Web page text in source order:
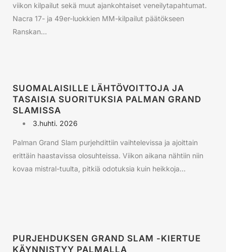
viikon kilpailut sekä muut ajankohtaiset veneilytapahtumat.
Nacra 17- ja 49er-luokkien MM-kilpailut päätökseen
Ranskan...
SUOMALAISILLE LÄHTÖVOITTOJA JA
TASAISIA SUORITUKSIA PALMAN GRAND
SLAMISSA
3.huhti. 2026
Palman Grand Slam purjehdittiin vaihtelevissa ja ajoittain
erittäin haastavissa olosuhteissa. Viikon aikana nähtiin niin
kovaa mistral-tuulta, pitkiä odotuksia kuin heikkoja...
PURJEHDUKSEN GRAND SLAM -KIERTUE
KÄYNNISTYY PALMALLA